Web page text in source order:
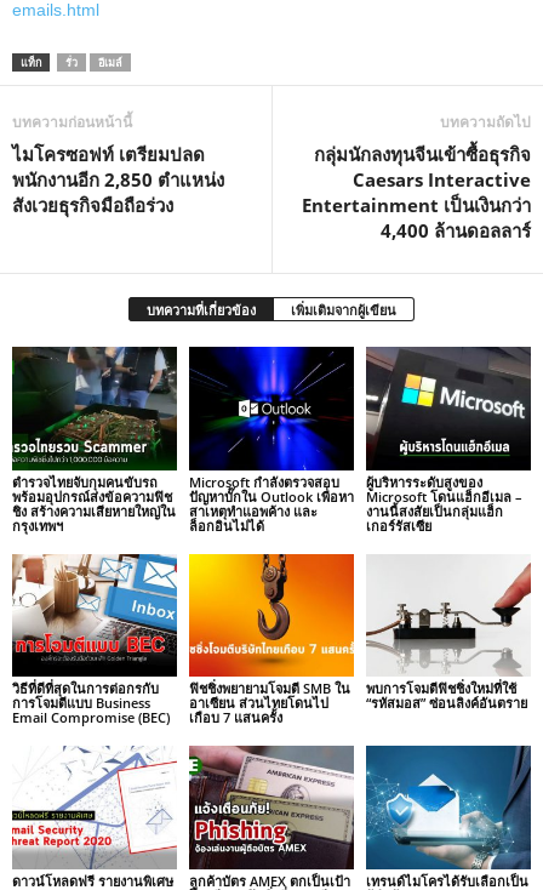
emails.html
แท็ก รั่ว อีเมล์
บทความก่อนหน้านี้
ไมโครซอฟท์ เตรียมปลด
พนักงานอีก 2,850 ตำแหน่ง
สังเวยธุรกิจมือถือร่วง
บทความถัดไป
กลุ่มนักลงทุนจีนเข้าซื้อธุรกิจ
Caesars Interactive
Entertainment เป็นเงินกว่า
4,400 ล้านดอลลาร์
บทความที่เกี่ยวข้อง เพิ่มเติมจากผู้เขียน
ตำรวจไทยจับกุมคนขับรถ
พร้อมอุปกรณ์ส่งข้อความฟิช
ชิง สร้างความเสียหายใหญ่ใน
กรุงเทพฯ
Microsoft กำลังตรวจสอบ
ปัญหาบั๊กใน Outlook เพื่อหา
สาเหตุทำแอพค้าง และ
ล็อกอินไม่ได้
ผู้บริหารระดับสูงของ
Microsoft โดนแฮ็กอีเมล –
งานนี้สงสัยเป็นกลุ่มแฮ็ก
เกอร์รัสเซีย
วิธีที่ดีที่สุดในการต่อกรกับ
การโจมตีแบบ Business
Email Compromise (BEC)
ฟิชชิ่งพยายามโจมตี SMB ใน
อาเซียน ส่วนไทยโดนไป
เกือบ 7 แสนครั้ง
พบการโจมตีฟิชชิ่งใหม่ที่ใช้
“รหัสมอส” ซ่อนลิงค์อันตราย
ดาวน์โหลดฟรี รายงานพิเศษ
ลูกค้าบัตร AMEX ตกเป็นเป้า
เทรนด์ไมโครได้รับเลือกเป็น